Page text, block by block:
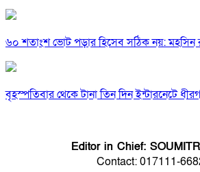
৬০ শতাংশ ভোট পড়ার হিসেব সঠিক নয়: মহসিন
বৃহস্পতিবার থেকে টানা তিন দিন ইন্টারনেটে
Editor in Chief:
Contact: 017111-